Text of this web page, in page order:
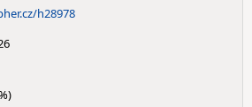
h28978